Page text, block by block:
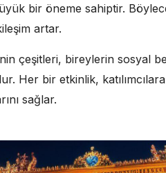
bir öneme sahiptir.
artar.
çeşitleri, bireylerin sosyal
Her bir etkinlik,
sağlar.